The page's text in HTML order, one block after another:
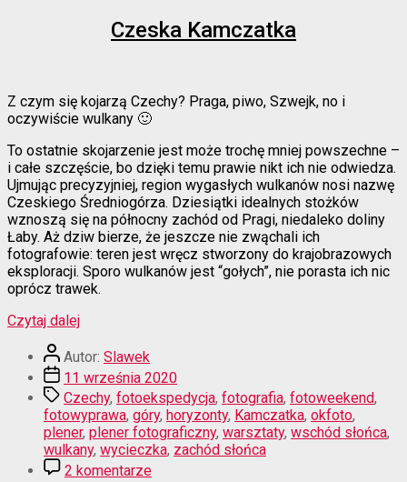
Czeska Kamczatka
Z czym się kojarzą Czechy? Praga, piwo, Szwejk, no i
oczywiście wulkany 🙂
To ostatnie skojarzenie jest może trochę mniej powszechne –
i całe szczęście, bo dzięki temu prawie nikt ich nie odwiedza.
Ujmując precyzyjniej, region wygasłych wulkanów nosi nazwę
Czeskiego Średniogórza. Dziesiątki idealnych stożków
wznoszą się na północny zachód od Pragi, niedaleko doliny
Łaby. Aż dziw bierze, że jeszcze nie zwąchali ich
fotografowie: teren jest wręcz stworzony do krajobrazowych
eksploracji. Sporo wulkanów jest “gołych”, nie porasta ich nic
oprócz trawek.
Czytaj dalej“Czeska
Autor
wpisu
Autor: Slawek
Data
wpisu
11 września 2020
TagiCzechy, fotoekspedycja, fotografia, fotoweekend,
fotowyprawa, góry, horyzonty, Kamczatka, okfoto,
plener, plener fotograficzny, warsztaty, wschód słońca,
wulkany, wycieczka, zachód słońca
2 komentarze